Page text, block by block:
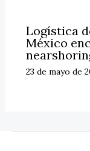
Logística
México
23 de mayo de